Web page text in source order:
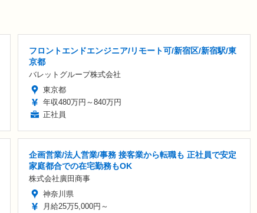
フロントエンドエンジニア/リモート可/新宿区/新宿駅/東
京都
バレットグループ株式会社
東京都
年収480万円～840万円
正社員
企画営業/法人営業/事務 接客業から転職も 正社員で安定
家庭都合での在宅勤務もOK
株式会社廣田商事
神奈川県
月給25万5,000円～